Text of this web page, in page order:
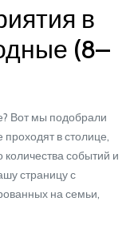
в
(8–
Вот мы подобрали
в столице,
событий и
страницу с
на семьи,